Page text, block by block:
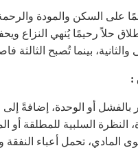
على السكن والمودة
حلاً رحيمًا يُنهي النزاع
والثانية، بينما تُصبح
:
أو الوحدة، إضافةً إلى
النظرة السلبية للمطلقة
المادي، تحمل أعباء